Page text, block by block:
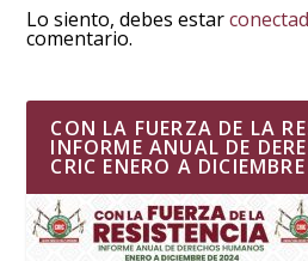
Lo siento, debes estar
comentario.
CON LA FUERZA DE LA
INFORME ANUAL DE
CRIC ENERO A